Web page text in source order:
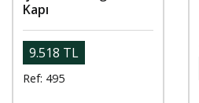
Kapı
9.518 TL
Ref: 495